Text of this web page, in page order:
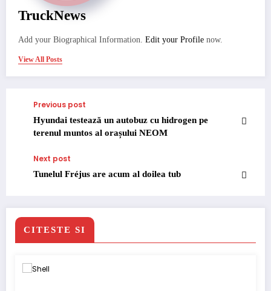
TruckNews
Add your Biographical Information. Edit your Profile now.
View All Posts
Previous post
Hyundai testează un autobuz cu hidrogen pe
terenul muntos al orașului NEOM
Next post
Tunelul Fréjus are acum al doilea tub
CITESTE SI